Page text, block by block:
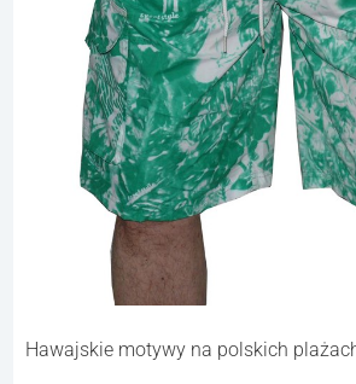
Hawajskie motywy na polskich